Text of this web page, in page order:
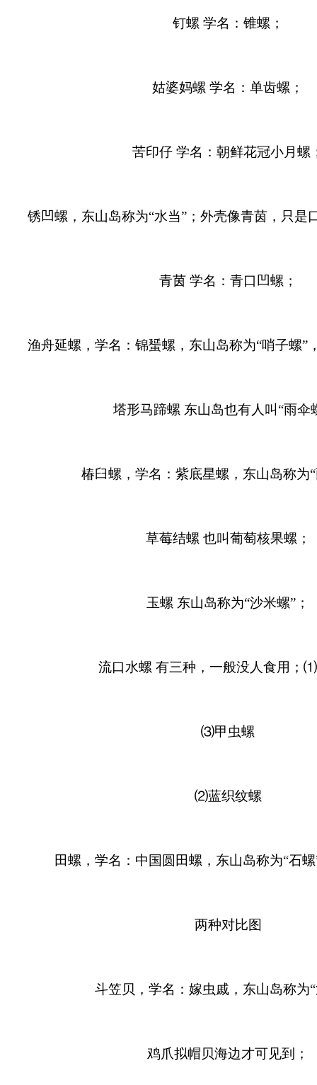
钉螺 学名：锥螺；
姑婆妈螺 学名：单齿螺；
苦印仔 学名：朝鲜花冠小月螺
锈凹螺，东山岛称为“水当”；外壳像青茵，只是
青茵 学名：青口凹螺；
渔舟延螺，学名：锦蜑螺，东山岛称为“哨子螺”
塔形马蹄螺 东山岛也有人叫“雨伞
椿臼螺，学名：紫底星螺，东山岛称为
草莓结螺 也叫葡萄核果螺；
玉螺 东山岛称为“沙米螺”；
流口水螺 有三种，一般没人食用；
⑶甲虫螺
⑵蓝织纹螺
田螺，学名：中国圆田螺，东山岛称为“石
两种对比图
斗笠贝，学名：嫁虫戚，东山岛称为
鸡爪拟帽贝海边才可见到；